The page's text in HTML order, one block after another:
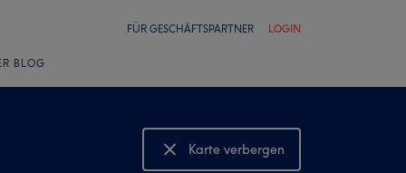
FÜR GESCHÄFTSPARTNER LOGIN
BLOG
Karte verbergen